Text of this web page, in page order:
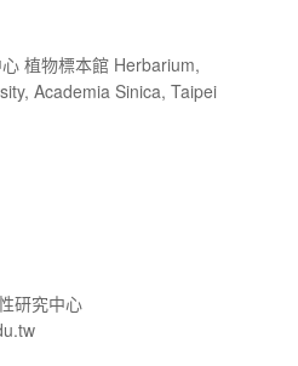
植物標本館 Herbarium,
Academia Sinica, Taipei
研究中心